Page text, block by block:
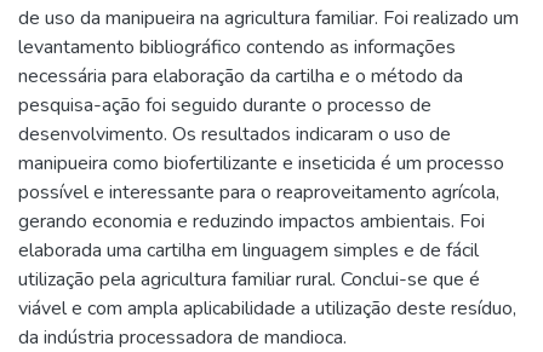
de uso da manipueira na agricultura familiar. Foi realizado um
levantamento bibliográfico contendo as informações
necessária para elaboração da cartilha e o método da
pesquisa-ação foi seguido durante o processo de
desenvolvimento. Os resultados indicaram o uso de
manipueira como biofertilizante e inseticida é um processo
possível e interessante para o reaproveitamento agrícola,
gerando economia e reduzindo impactos ambientais. Foi
elaborada uma cartilha em linguagem simples e de fácil
utilização pela agricultura familiar rural. Conclui-se que é
viável e com ampla aplicabilidade a utilização deste resíduo,
da indústria processadora de mandioca.